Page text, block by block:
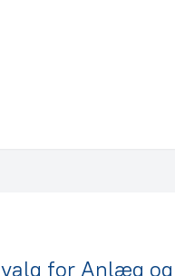
for Anlæg